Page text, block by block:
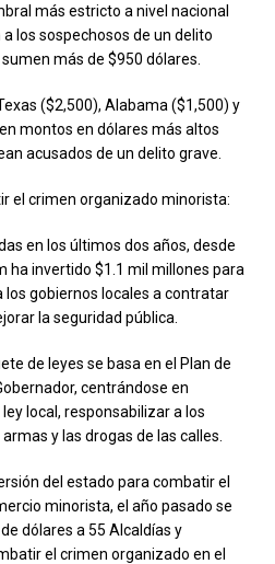
más estricto a nivel nacional
los sospechosos de un delito
más de $950 dólares.
($2,500), Alabama ($1,500) y
montos en dólares más altos
acusados ​​de un delito grave.
el crimen organizado minorista:
en los últimos dos años, desde
ha invertido $1.1 mil millones para
gobiernos locales a contratar
la seguridad pública.
de leyes se basa en el Plan de
centrándose en
local, responsabilizar a los
y las drogas de las calles.
del estado para combatir el
minorista, el año pasado se
dólares a 55 Alcaldías y
el crimen organizado en el